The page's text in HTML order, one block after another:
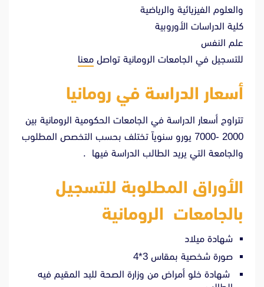
والعلوم الفيزيائية والرياضية
كلية الدراسات الأوروبية
علم النفس
للتسجيل في الجامعات الرومانية تواصل معنا
أسعار الدراسة في رومانيا
تتراوح أسعار الدراسة في الجامعات الحكومية الرومانية بين
2000 -7000 يورو سنوياً تختلف بحسب التخصص المطلوب
والجامعة التي يريد الطالب الدراسة فيها .
الأوراق المطلوبة للتسجيل
بالجامعات الرومانية
شهادة ميلاد
صورة شخصية بمقاس 3*4
شهادة خلو أمراض من وزارة الصحة للبد المقيم فيه